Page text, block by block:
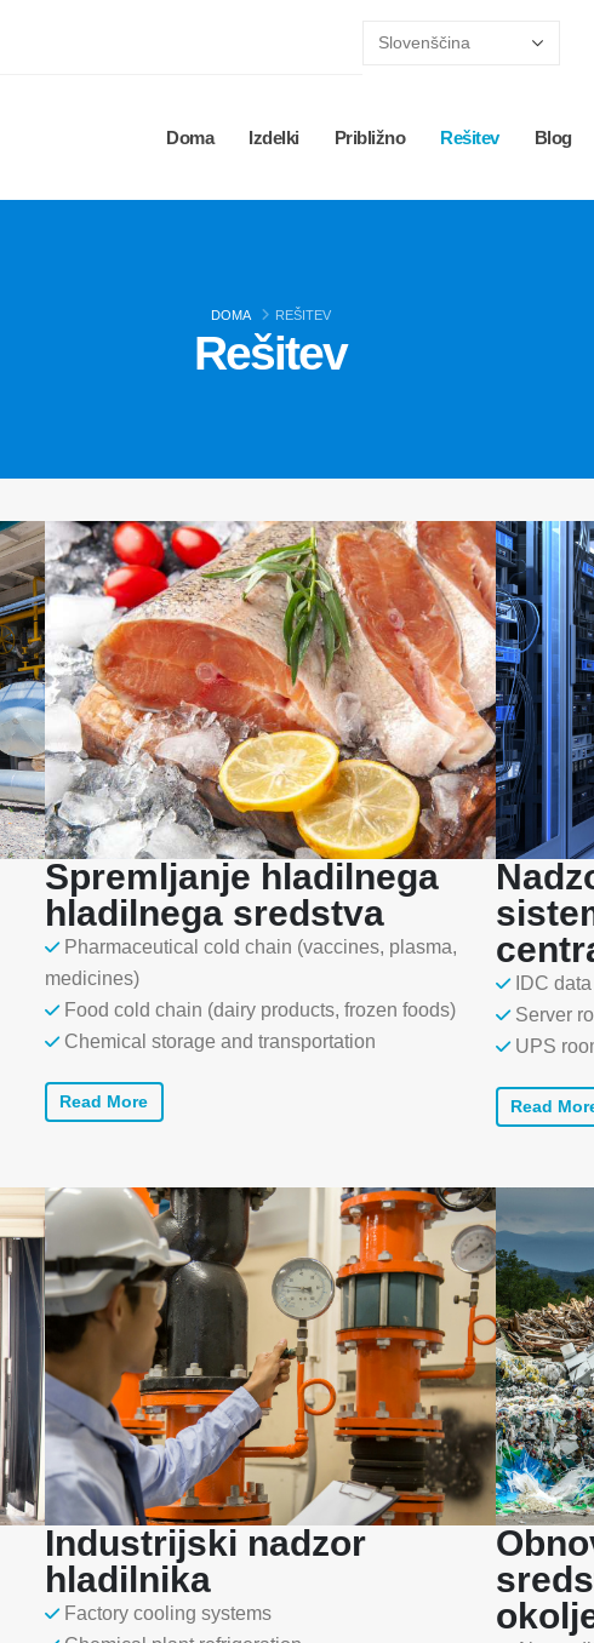
Doma Izdelki Približno Rešitev Blog
DOMA REŠITEV
Rešitev
Spremljanje hladilnega
hladilnega sredstva
Pharmaceutical cold chain (vaccines, plasma,
medicines)
Food cold chain (dairy products, frozen foods)
Chemical storage and transportation
Read More
IDC
Server
UPS
Read
Industrijski nadzor
hladilnika
Factory cooling systems